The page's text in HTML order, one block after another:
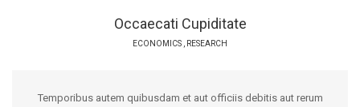
Occaecati Cupiditate
ECONOMICS RESEARCH
Temporibus autem quibusdam et aut officiis debitis aut rerum